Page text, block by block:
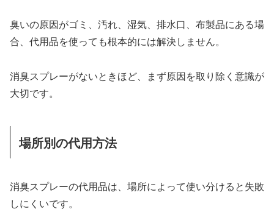
臭いの原因がゴミ、汚れ、湿気、排水口、布製品にある場
合、代用品を使っても根本的には解決しません。
消臭スプレーがないときほど、まず原因を取り除く意識が
大切です。
場所別の代用方法
消臭スプレーの代用品は、場所によって使い分けると失敗
しにくいです。